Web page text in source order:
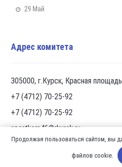
29 Май
Адрес комитета
305000, г.Курск, Красная
+7 (4712) 70-25-92
+7 (4712) 70-25-92
sportkom46@rkursk.ru
Продолжая пользоваться сайтом, вы
файлов cookie.